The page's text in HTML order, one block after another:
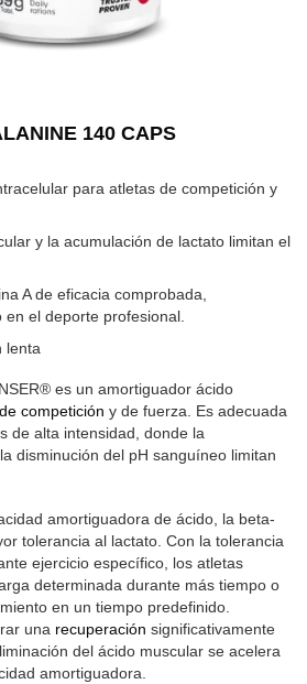
140 CAPS
para atletas de competición y
y la acumulación de lactato limitan el
A de eficacia comprobada,
en el deporte profesional.
lenta
es un amortiguador ácido
de competición y de fuerza. Es adecuada
de alta intensidad, donde la
disminución del pH sanguíneo limitan
amortiguadora de ácido, la beta-
tolerancia al lactato. Con la tolerancia
ejercicio específico, los atletas
determinada durante más tiempo o
en un tiempo predefinido.
una recuperación significativamente
del ácido muscular se acelera
amortiguadora.